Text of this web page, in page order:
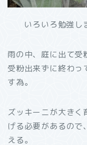
いろいろ勉強し
雨の中、庭に出て
受粉出来ずに終わっ
す為。
ズッキーニが大きく
げる必要があるの
える。